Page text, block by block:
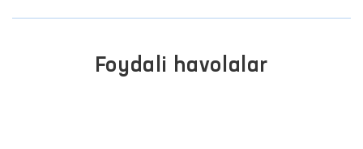
Foydali havolalar